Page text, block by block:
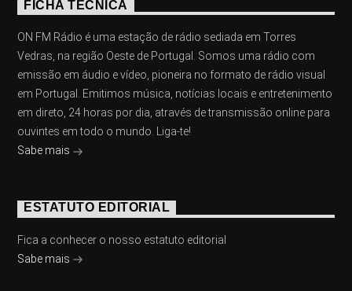
FICHA TÉCNICA
ON FM Rádio é uma estação de rádio sediada em Torres
Vedras, na região Oeste de Portugal. Somos uma rádio com
emissão em áudio e vídeo, pioneira no formato de rádio visual
em Portugal. Emitimos música, notícias locais e entretenimento
em direto, 24 horas por dia, através de transmissão online para
ouvintes em todo o mundo. Liga-te!
Sabe mais
ESTATUTO EDITORIAL
Fica a conhecer o nosso estatuto editorial
Sabe mais